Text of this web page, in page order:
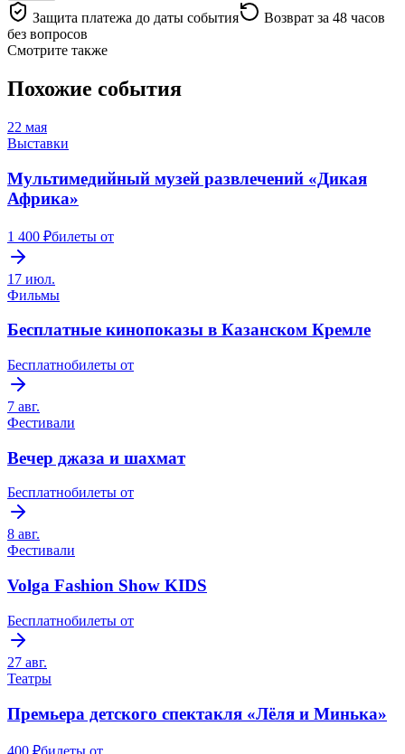
Защита платежа до даты события
Возврат за 48 часов
без вопросов
Смотрите также
Похожие события
22 мая
Выставки
Мультимедийный музей развлечений «Дикая
Африка»
1 400 ₽билеты от
17 июл.
Фильмы
Бесплатные кинопоказы в Казанском Кремле
Бесплатнобилеты от
7 авг.
Фестивали
Вечер джаза и шахмат
Бесплатнобилеты от
8 авг.
Фестивали
Volga Fashion Show KIDS
Бесплатнобилеты от
27 авг.
Театры
Премьера детского спектакля «Лёля и Минька»